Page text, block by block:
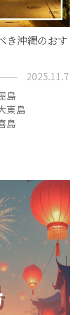
き沖縄のおす
2025.11.7
島
東島
島